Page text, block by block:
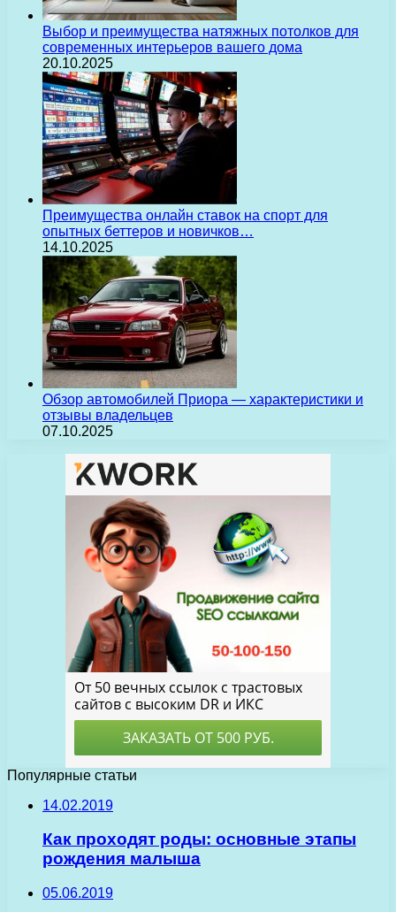
Выбор и преимущества натяжных потолков для
современных интерьеров вашего дома
20.10.2025
Преимущества онлайн ставок на спорт для
опытных беттеров и новичков…
14.10.2025
Обзор автомобилей Приора — характеристики и
отзывы владельцев
07.10.2025
Популярные статьи
14.02.2019
Как проходят роды: основные этапы
рождения малыша
05.06.2019